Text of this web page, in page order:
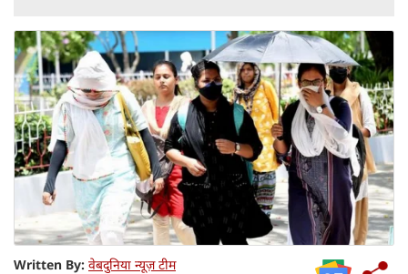
Written By: वेबदुनिया न्यूज़ टीम